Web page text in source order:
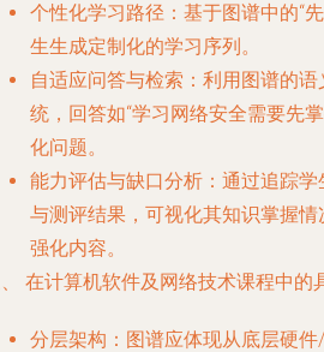
个性化学习路径 ：基于图谱中的“
生生成定制化的学习序列。
自适应问答与检索 ：利用图谱的
统，回答如“学习网络安全需要先
化问题。
能力评估与缺口分析 ：通过追踪
与测评结果，可视化其知识掌握
强化内容。
在计算机软件及网络技术课程中的
分层架构 ：图谱应体现从底层硬